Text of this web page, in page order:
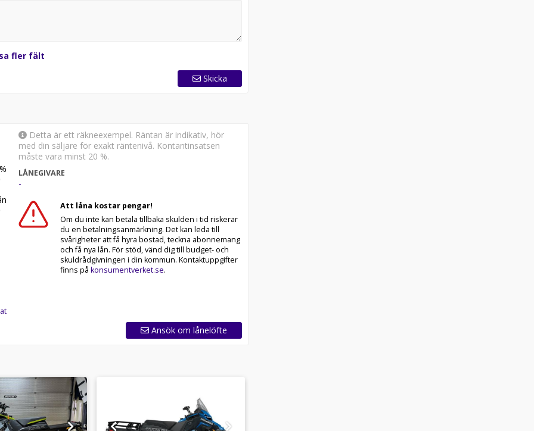
för ännu bättre bränsleekonomi och enklare
fler fält
Skicka
%
Detta är ett räkneexempel. Räntan är indikativ, hör
med din säljare för exakt räntenivå. Kontantinsatsen
måste vara minst 20 %.
LÅNEGIVARE
-
Att låna kostar pengar!
Om du inte kan betala tillbaka skulden i tid riskerar
du en betalningsanmärkning. Det kan leda till
svårigheter att få hyra bostad, teckna abonnemang
och få nya lån. För stöd, vänd dig till budget- och
skuldrådgivningen i din kommun. Kontaktuppgifter
finns på konsumentverket.se.
Ansök om lånelöfte